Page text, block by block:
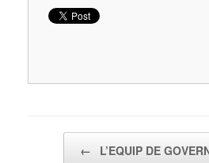
← L’EQUIP DE